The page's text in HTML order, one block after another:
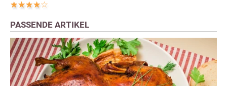
PASSENDE ARTIKEL